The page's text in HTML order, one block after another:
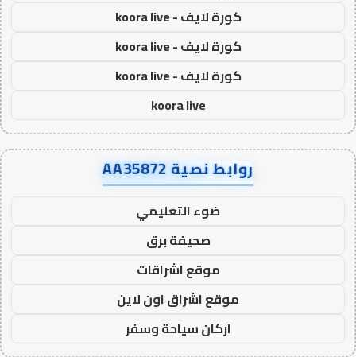
كورة لايف - koora live
كورة لايف - koora live
كورة لايف - koora live
koora live
روابط نصية AA35872
ضوء التعليمي
صحيفة برق
موقع اشراقات
موقع اشراق اون لاين
اركان سياحة وسفر